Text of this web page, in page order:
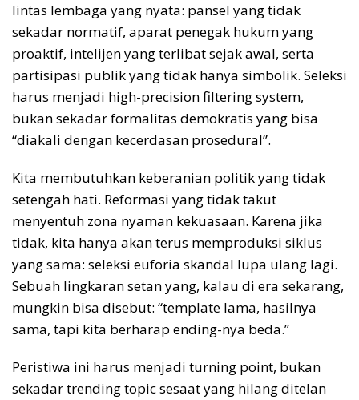
lintas lembaga yang nyata: pansel yang tidak
sekadar normatif, aparat penegak hukum yang
proaktif, intelijen yang terlibat sejak awal, serta
partisipasi publik yang tidak hanya simbolik. Seleksi
harus menjadi high-precision filtering system,
bukan sekadar formalitas demokratis yang bisa
“diakali dengan kecerdasan prosedural”.
Kita membutuhkan keberanian politik yang tidak
setengah hati. Reformasi yang tidak takut
menyentuh zona nyaman kekuasaan. Karena jika
tidak, kita hanya akan terus memproduksi siklus
yang sama: seleksi euforia skandal lupa ulang lagi.
Sebuah lingkaran setan yang, kalau di era sekarang,
mungkin bisa disebut: “template lama, hasilnya
sama, tapi kita berharap ending-nya beda.”
Peristiwa ini harus menjadi turning point, bukan
sekadar trending topic sesaat yang hilang ditelan